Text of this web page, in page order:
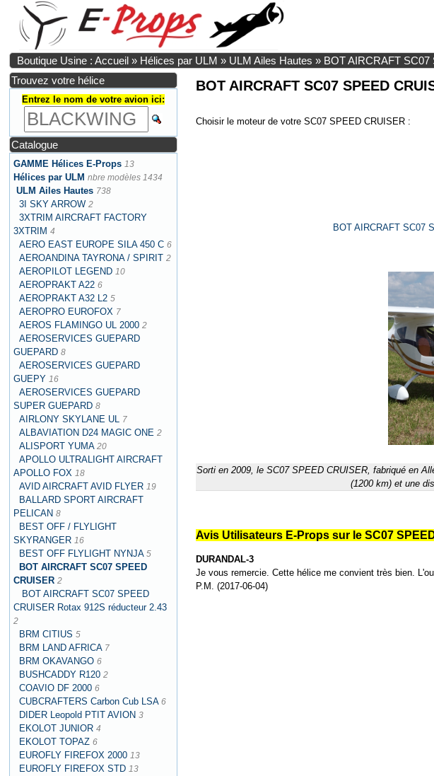
Boutique Usine : Accueil » Hélices par ULM » ULM Ailes Hautes » BOT AIRCRAFT
Trouvez votre hélice
Entrez le nom de votre avion ici:
Catalogue
GAMME Hélices E-Props 13
Hélices par ULM nbre modèles 1434
ULM Ailes Hautes 738
3I SKY ARROW 2
3XTRIM AIRCRAFT FACTORY
3XTRIM 4
AERO EAST EUROPE SILA 450 C 6
AEROANDINA TAYRONA / SPIRIT 2
AEROPILOT LEGEND10
AEROPRAKT A22 6
AEROPRAKT A32 L2 5
AEROPRO EUROFOX 7
AEROS FLAMINGO UL 2000 2
AEROSERVICES GUEPARD
GUEPARD 8
AEROSERVICES GUEPARD
GUEPY 16
AEROSERVICES GUEPARD
SUPER GUEPARD 8
AIRLONY SKYLANE UL 7
ALBAVIATION D24 MAGIC ONE 2
ALISPORT YUMA 20
APOLLO ULTRALIGHT AIRCRAFT
APOLLO FOX 18
AVID AIRCRAFT AVID FLYER 19
BALLARD SPORT AIRCRAFT
PELICAN 8
BEST OFF / FLYLIGHT
SKYRANGER 16
BEST OFF FLYLIGHT NYNJA 5
BOT AIRCRAFT SC07 SPEED
CRUISER 2
BOT AIRCRAFT SC07 SPEED
CRUISER Rotax 912S réducteur 2.43
2
BRM CITIUS 5
BRM LAND AFRICA 7
BRM OKAVANGO 6
BUSHCADDY R1202
COAVIO DF 2000 6
CUBCRAFTERS Carbon Cub LSA 6
DIDER Leopold PTIT AVION 3
EKOLOT JUNIOR 4
EKOLOT TOPAZ 6
EUROFLY FIREFOX 2000 13
EUROFLY FIREFOX STD 13
BOT AIRCRAFT SC07 SPEED
Choisir le moteur de votre SC07 SPEED CRUISER :
BOT AIRCRAFT SC07
Sorti en 2009, le SC07 SPEED CRUISER, fabriqué en
(1200 km) et une
Avis Utilisateurs E-Props sur le SC07
DURANDAL-3
Je vous remercie. Cette hélice me convient très bien.
P.M. (2017-06-04)